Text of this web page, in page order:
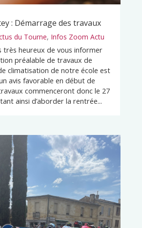
: Démarrage des travaux
du Tourne, Infos Zoom Actu
très heureux de vous informer
préalable de travaux de
climatisation de notre école est
avis favorable en début de
commenceront donc le 27
ainsi d’aborder la rentrée...